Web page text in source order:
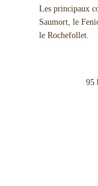
Les principaux
Saumort, le
le Rochefollet.
95